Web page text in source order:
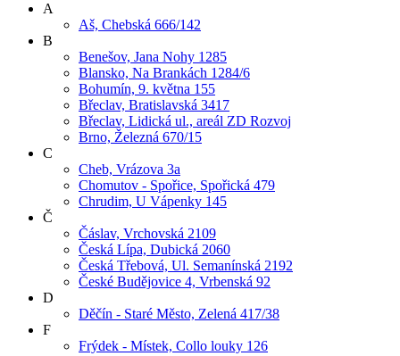
A
Aš, Chebská 666/142
B
Benešov, Jana Nohy 1285
Blansko, Na Brankách 1284/6
Bohumín, 9. května 155
Břeclav, Bratislavská 3417
Břeclav, Lidická ul., areál ZD Rozvoj
Brno, Železná 670/15
C
Cheb, Vrázova 3a
Chomutov - Spořice, Spořická 479
Chrudim, U Vápenky 145
Č
Čáslav, Vrchovská 2109
Česká Lípa, Dubická 2060
Česká Třebová, Ul. Semanínská 2192
České Budějovice 4, Vrbenská 92
D
Děčín - Staré Město, Zelená 417/38
F
Frýdek - Místek, Collo louky 126